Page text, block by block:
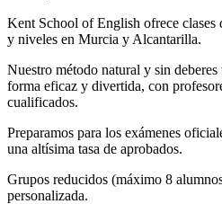
Kent School of English ofrece clases
y niveles en Murcia y Alcantarilla.
Nuestro método natural y sin
forma eficaz y divertida, con
cualificados.
Preparamos para los exámenes
una altísima tasa de aprobados.
Grupos reducidos (máximo 8
personalizada.